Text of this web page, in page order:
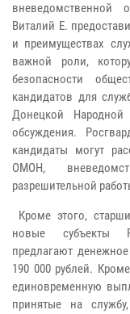
вневедомственной
Виталий Е.
и преимуществах
важной роли,
безопасности
кандидатов для
Донецкой Народной
обсуждения.
кандидаты могут
ОМОН,
разрешительной
Кроме этого,
новые субъекты
предлагают
190 000 рублей.
единовременную
принятые на